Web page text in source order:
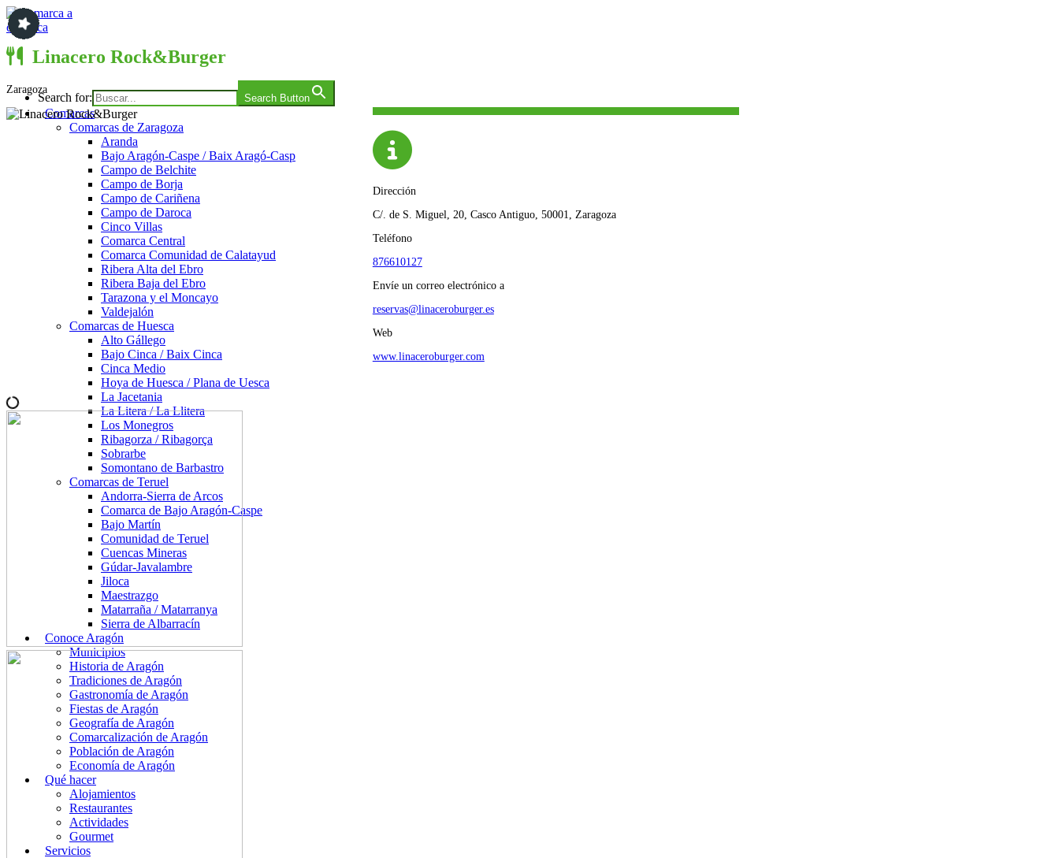
Saltar
al
contenido
Comarca a comarca
Search for: Search Button
Comarcas
Comarcas de Zaragoza
Aranda
Bajo Aragón-Caspe / Baix Aragó-Casp
Campo de Belchite
Campo de Borja
Campo de Cariñena
Campo de Daroca
Cinco Villas
Comarca Central
Comarca Comunidad de Calatayud
Ribera Alta del Ebro
Ribera Baja del Ebro
Tarazona y el Moncayo
Valdejalón
Comarcas de Huesca
Alto Gállego
Bajo Cinca / Baix Cinca
Cinca Medio
Hoya de Huesca / Plana de Uesca
La Jacetania
La Litera / La Llitera
Los Monegros
Ribagorza / Ribagorça
Sobrarbe
Somontano de Barbastro
Comarcas de Teruel
Andorra-Sierra de Arcos
Comarca de Bajo Aragón-Caspe
Bajo Martín
Comunidad de Teruel
Cuencas Mineras
Gúdar-Javalambre
Jiloca
Maestrazgo
Matarraña / Matarranya
Sierra de Albarracín
Conoce Aragón
Municipios
Historia de Aragón
Tradiciones de Aragón
Gastronomía de Aragón
Fiestas de Aragón
Geografía de Aragón
Comarcalización de Aragón
Población de Aragón
Economía de Aragón
Qué hacer
Alojamientos
Restaurantes
Actividades
Gourmet
Servicios
Linacero Rock&Burger
Zaragoza
Dirección
C/. de S. Miguel, 20, Casco Antiguo, 50001, Zaragoza
Teléfono
876610127
Envíe un correo electrónico a
reservas@linaceroburger.es
Web
www.linaceroburger.com